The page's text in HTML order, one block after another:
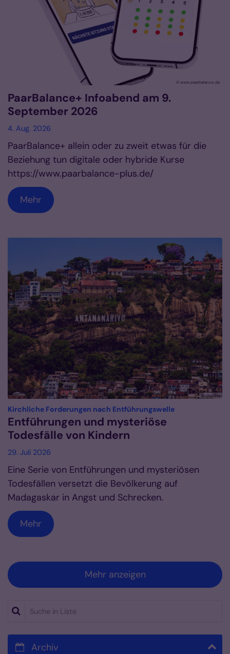
© www.paarbalance.de
PaarBalance+ Infoabend am 9.
September 2026
4. Aug. 2026
PaarBalance+ allein oder zu zweit etwas für die
Beziehung tun digitale oder hybride Kurse
https://www.paarbalance-plus.de/
Mehr
© Gulbins
Kirchliche Forderungen nach Entführungswelle:
Entführungen und mysteriöse
Todesfälle von Kindern
29. Juli 2026
Eine Serie von Entführungen und mysteriösen
Todesfällen versetzt die Bevölkerung auf
Madagaskar in Angst und Schrecken.
Mehr
Mehr anzeigen
Suche in Liste
Archiv